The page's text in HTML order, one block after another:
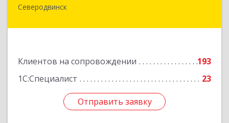
Северодвинск
Клиентов на сопровождении
193
1С:Специалист
23
Отправить заявку
164500, Архангельская обл, Северодвинск г,
Отправить заявку